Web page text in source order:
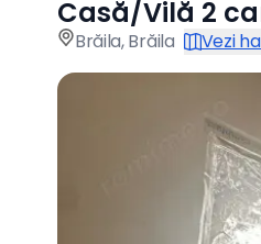
Casă /
Casă/Vilă 2
Brăila,Brăila Vezi